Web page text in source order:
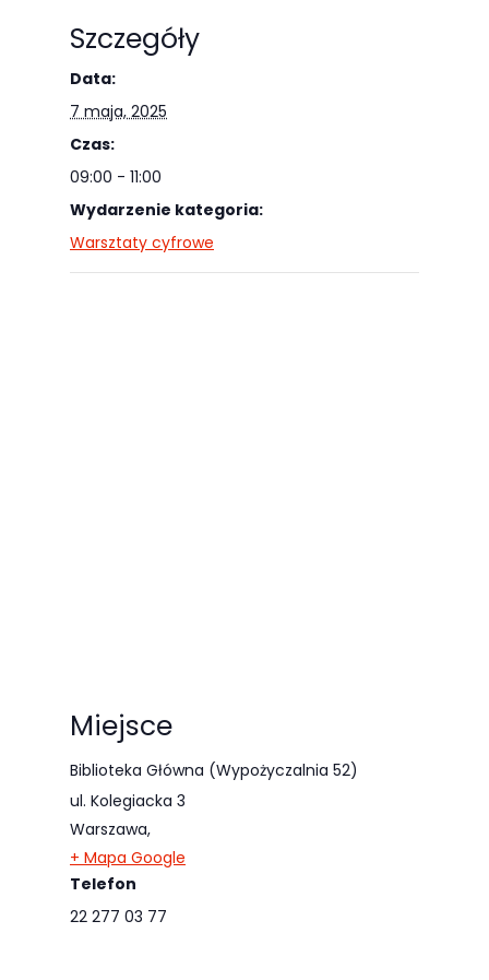
Szczegóły
Data:
7 maja, 2025
Czas:
09:00 - 11:00
Wydarzenie kategoria:
Warsztaty cyfrowe
Miejsce
Biblioteka Główna (Wypożyczalnia 52)
ul. Kolegiacka 3
Warszawa,
+ Mapa Google
Telefon
22 277 03 77